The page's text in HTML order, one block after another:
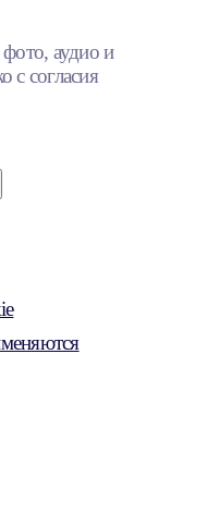
аудио и
с согласия